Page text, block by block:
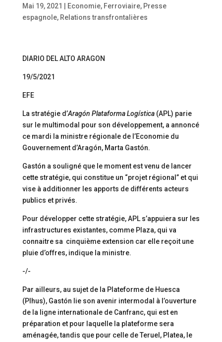
Mai 19, 2021 Economie, Ferroviaire, Presse
espagnole, Relations transfrontalières
DIARIO DEL ALTO ARAGON
19/5/2021
EFE
La stratégie d’Aragón Plataforma Logística(APL) parie
sur le multimodal pour son développement, a annoncé
ce mardi la ministre régionale de l’Economie du
Gouvernement d’Aragón, Marta Gastón.
Gastón a souligné que le moment est venu de lancer
cette stratégie, qui constitue un “projet régional” et qui
vise à additionner les apports de différents acteurs
publics et privés.
Pour développer cette stratégie, APL s’appuiera sur les
infrastructures existantes, comme Plaza, qui va
connaitre sa cinquième extension car elle reçoit une
pluie d’offres, indique la ministre.
-/-
Par ailleurs, au sujet de la Plateforme de Huesca
(Plhus), Gastón lie son avenir intermodal à l’ouverture
de la ligne internationale de Canfranc, qui est en
préparation et pour laquelle la plateforme sera
aménagée, tandis que pour celle de Teruel, Platea, le